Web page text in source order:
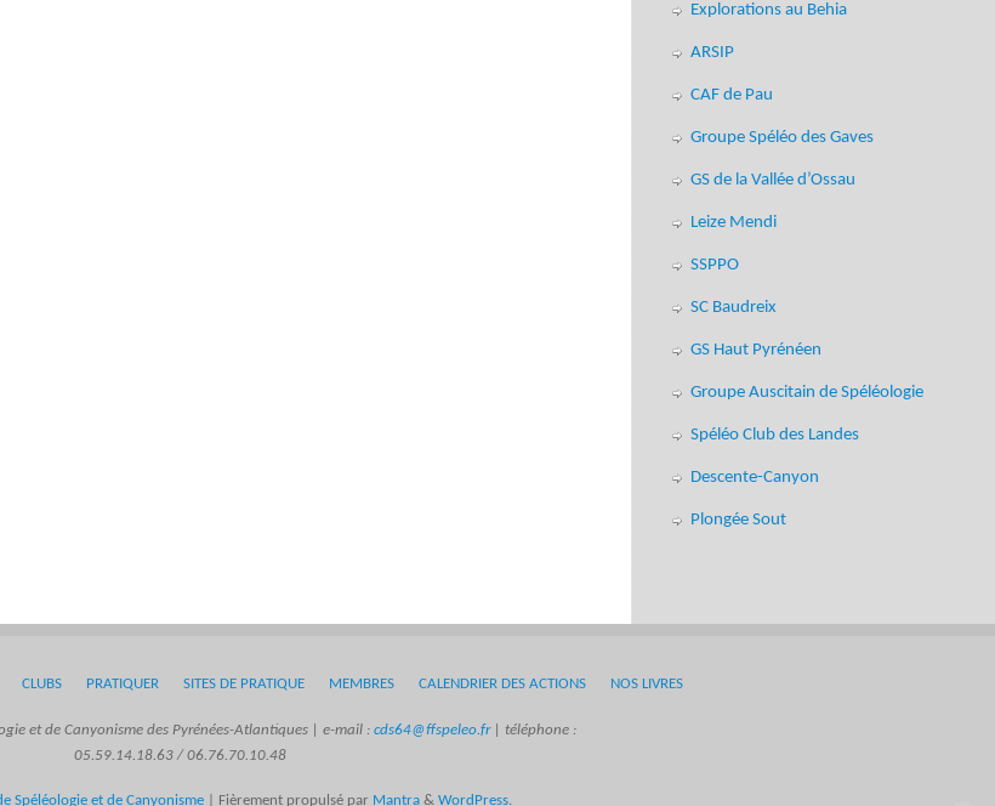
Explorations au Behia
ARSIP
CAF de Pau
Groupe Spéléo des Gaves
GS de la Vallée d’Ossau
Leize Mendi
SSPPO
SC Baudreix
GS Haut Pyrénéen
Groupe Auscitain de Spéléologie
Spéléo Club des Landes
Descente-Canyon
Plongée Sout
CLUBS PRATIQUER SITES DE PRATIQUE MEMBRES CALENDRIER DES ACTIONS NOS LIVRES
et de Canyonisme des Pyrénées-Atlantiques | e-mail : cds64@ffspeleo.fr| téléphone :
05.59.14.18.63 / 06.76.70.10.48
Spéléologie et de Canyonisme| Fièrement propulsé par Mantra& WordPress.